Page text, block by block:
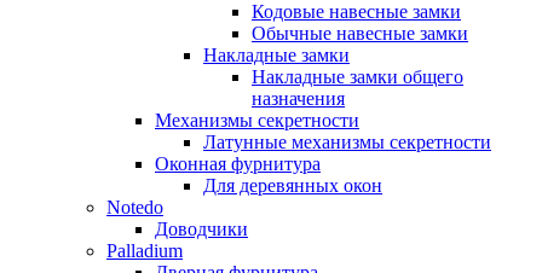
Кодовые навесные замки
Обычные навесные замки
Накладные замки
Накладные замки общего
назначения
Механизмы секретности
Латунные механизмы секретности
Оконная фурнитура
Для деревянных окон
Notedo
Доводчики
Palladium